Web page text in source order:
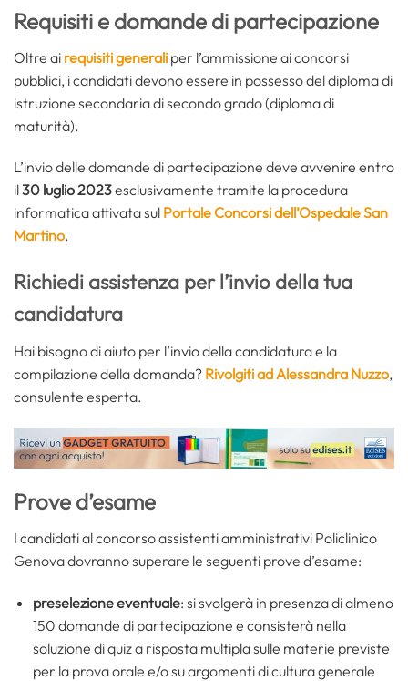
Requisiti e domande di partecipazione
Oltre ai requisiti generali per l’ammissione ai concorsi
pubblici, i candidati devono essere in possesso del diploma di
istruzione secondaria di secondo grado (diploma di
maturità).
L’invio delle domande di partecipazione deve avvenire entro
il30 luglio 2023esclusivamente tramite la procedura
informatica attivata sul Portale Concorsi dell’Ospedale San
Martino.
Richiedi assistenza per l’invio della tua
candidatura
Hai bisogno di aiuto per l’invio della candidatura e la
compilazione della domanda? Rivolgiti ad Alessandra Nuzzo,
consulente esperta.
Prove d’esame
I candidati al concorso assistenti amministrativi Policlinico
Genova dovranno superare le seguenti prove d’esame:
preselezione eventuale: si svolgerà in presenza di almeno
150 domande di partecipazione e consisterà nella
soluzione di quiz a risposta multipla sulle materie previste
per la prova orale e/o su argomenti di cultura generale